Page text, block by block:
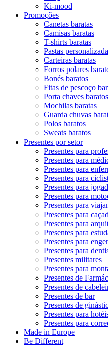
Ki-mood
Promoções
Canetas baratas
Camisas baratas
T-shirts baratas
Pastas
Carteiras baratas
Forros polares
Bonés baratos
Fitas de pescoço
Porta chaves baratos
Mochilas baratas
Guarda chuvas
Polos baratos
Sweats baratos
Presentes por setor
Presentes para
Presentes para
Presentes para
Presentes para
Presentes para
Presentes para
Presentes para
Presentes para
Presentes para
Presentes para
Presentes para
Presentes para
Presentes militares
Presentes para
Presentes de
Presentes de
Presentes de bar
Presentes de
Presentes para
Presentes para
Made in Europe
Be Different